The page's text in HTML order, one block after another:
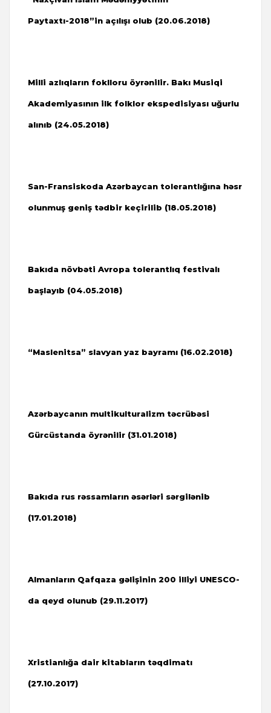
Paytaxtı-2018”in açılışı olub (20.06.2018)
Milli azlıqların foklloru öyrənilir. Bakı Musiqi
Akademiyasının ilk folklor ekspedisiyası uğurlu
alınıb (24.05.2018)
San-Fransiskoda Azərbaycan tolerantlığına həsr
olunmuş geniş tədbir keçirilib (18.05.2018)
Bakıda növbəti Avropa tolerantlıq festivalı
başlayıb (04.05.2018)
“Maslenitsa” slavyan yaz bayramı (16.02.2018)
Azərbaycanın multikulturalizm təcrübəsi
Gürcüstanda öyrənilir (31.01.2018)
Bakıda rus rəssamların əsərləri sərgilənib
(17.01.2018)
Almanların Qafqaza gəlişinin 200 illiyi UNESCO-
da qeyd olunub (29.11.2017)
Xristianlığa dair kitabların təqdimatı
(27.10.2017)